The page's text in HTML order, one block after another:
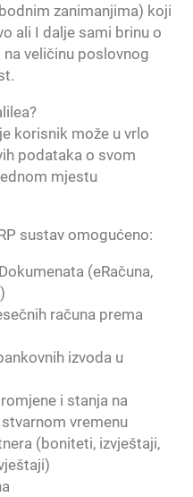
zanimanjima) koji
ali I dalje sami brinu o
veličinu poslovnog
korisnik može u vrlo
podataka o svom
mjestu
sustav omogućeno:
(eRačuna,
računa prema
izvoda u
i stanja na
vremenu
(boniteti, izvještaji,